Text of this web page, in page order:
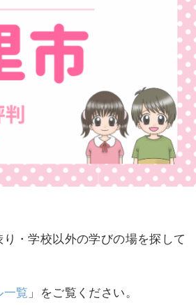
・学校以外の学びの場を探して
覧 」をご覧ください。